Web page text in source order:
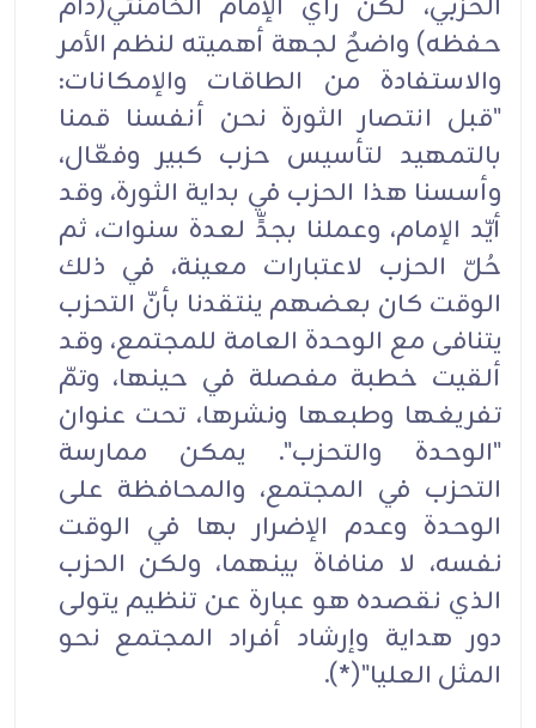
حفظه) واضحٌ لجهة أهميته لنظم الأمر
والاستفادة من الطاقات والإمكانات:
"قبل انتصار الثورة نحن أنفسنا قمنا
بالتمهيد لتأسيس حزب كبير وفعّال،
وأسسنا هذا الحزب في بداية الثورة، وقد
أيّد الإمام، وعملنا بجدٍّ لعدة سنوات، ثم
حُلّ الحزب لاعتبارات معينة، في ذلك
الوقت كان بعضهم ينتقدنا بأنّ التحزب
يتنافى مع الوحدة العامة للمجتمع، وقد
ألقيت خطبة مفصلة في حينها، وتمّ
تفريغها وطبعها ونشرها، تحت عنوان
"الوحدة والتحزب". يمكن ممارسة
التحزب في المجتمع، والمحافظة على
الوحدة وعدم الإضرار بها في الوقت
نفسه، لا منافاة بينهما، ولكن الحزب
الذي نقصده هو عبارة عن تنظيم يتولى
دور هداية وإرشاد أفراد المجتمع نحو
المثل العليا"(*).